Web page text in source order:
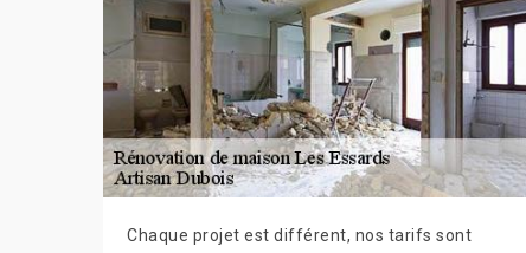
Chaque projet est différent, nos tarifs sont